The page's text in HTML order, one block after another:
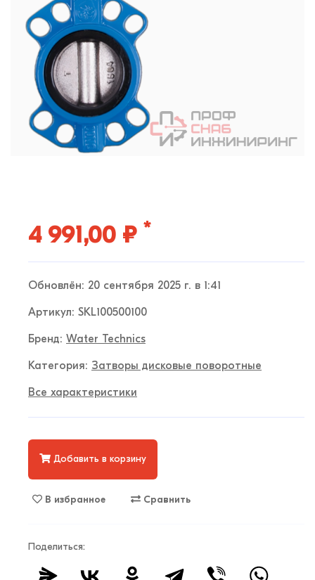
4 991,00 ₽ *
Обновлён: 20 сентября 2025 г. в 1:41
Артикул: SKL100500100
Бренд: Water Technics
Категория: Затворы дисковые поворотные
Все характеристики
Добавить в корзину
В избранное Сравнить
Поделиться: